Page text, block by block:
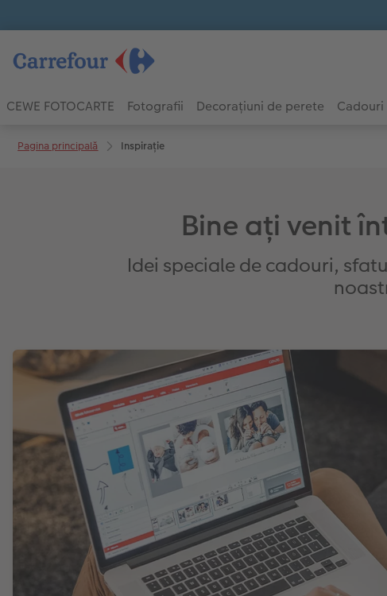
CEWE FOTOCARTE Fotografii Decorațiuni de perete
Pagina principală Inspirație
Bine ați venit
Idei speciale de cadouri,